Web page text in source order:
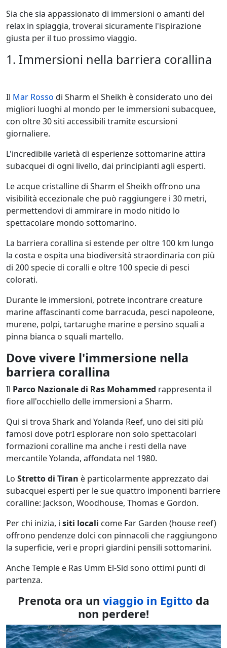
Sia che sia appassionato di immersioni o amanti del
relax in spiaggia, troverai sicuramente l'ispirazione
giusta per il tuo prossimo viaggio.
1. Immersioni nella barriera corallina
Il Mar Rosso di Sharm el Sheikh è considerato uno dei
migliori luoghi al mondo per le immersioni subacquee,
con oltre 30 siti accessibili tramite escursioni
giornaliere.
L'incredibile varietà di esperienze sottomarine attira
subacquei di ogni livello, dai principianti agli esperti.
Le acque cristalline di Sharm el Sheikh offrono una
visibilità eccezionale che può raggiungere i 30 metri,
permettendovi di ammirare in modo nitido lo
spettacolare mondo sottomarino.
La barriera corallina si estende per oltre 100 km lungo
la costa e ospita una biodiversità straordinaria con più
di 200 specie di coralli e oltre 100 specie di pesci
colorati.
Durante le immersioni, potrete incontrare creature
marine affascinanti come barracuda, pesci napoleone,
murene, polpi, tartarughe marine e persino squali a
pinna bianca o squali martello.
Dove vivere l'immersione nella
barriera corallina
Il Parco Nazionale di Ras Mohammed rappresenta il
fiore all'occhiello delle immersioni a Sharm.
Qui si trova Shark and Yolanda Reef, uno dei siti più
famosi dove potrI esplorare non solo spettacolari
formazioni coralline ma anche i resti della nave
mercantile Yolanda, affondata nel 1980.
Lo Stretto di Tiran è particolarmente apprezzato dai
subacquei esperti per le sue quattro imponenti barriere
coralline: Jackson, Woodhouse, Thomas e Gordon.
Per chi inizia, i siti locali come Far Garden (house reef)
offrono pendenze dolci con pinnacoli che raggiungono
la superficie, veri e propri giardini pensili sottomarini.
Anche Temple e Ras Umm El-Sid sono ottimi punti di
partenza.
Prenota ora un viaggio in Egitto da
non perdere!